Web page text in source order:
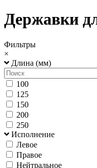
Державки
Фильтры
×
Длина (мм)
100
125
150
200
250
Исполнение
Левое
Правое
Нейтральное